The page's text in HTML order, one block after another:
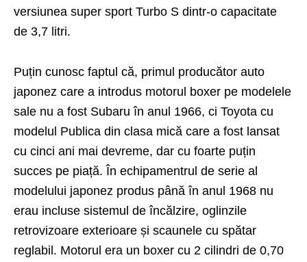
versiunea super sport Turbo S dintr-o capacitate
de 3,7 litri.
Puțin cunosc faptul că, primul producător auto
japonez care a introdus motorul boxer pe modelele
sale nu a fost Subaru în anul 1966, ci Toyota cu
modelul Publica din clasa mică care a fost lansat
cu cinci ani mai devreme, dar cu foarte puțin
succes pe piață. În echipamentrul de serie al
modelului japonez produs până în anul 1968 nu
erau incluse sistemul de încălzire, oglinzile
retrovizoare exterioare și scaunele cu spătar
reglabil. Motorul era un boxer cu 2 cilindri de 0,70